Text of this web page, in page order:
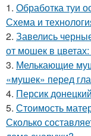
1. Обработка туи
Схема и
2. Завелись
от мошек в
3. Мелькающие
«мушек» перед
4. Персик
5. Стоимость
Сколько